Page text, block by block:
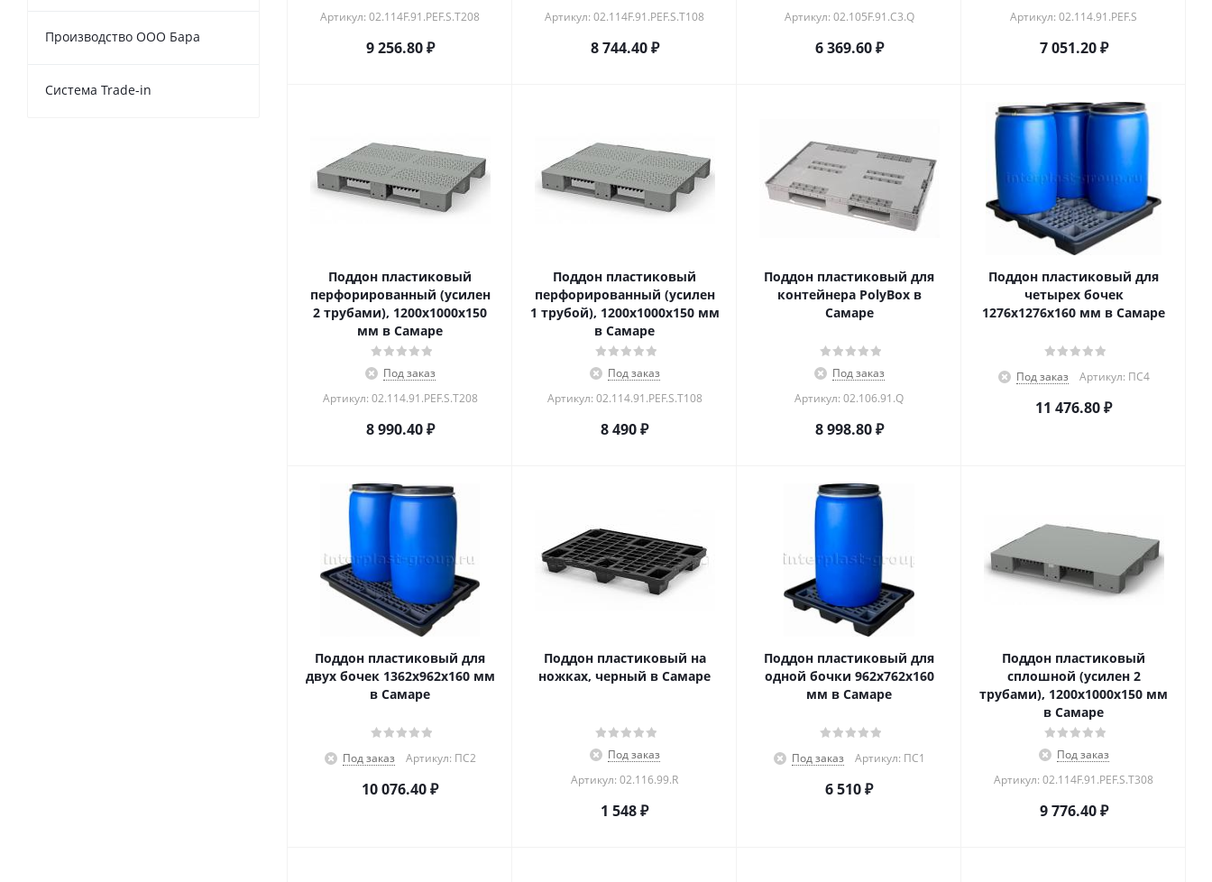
Артикул: 02.114F.91.PEF.S.Т208
9 256.80₽
Артикул: 02.114F.91.PEF.S.Т108
8 744.40₽
Артикул: 02.105F.91.С3.Q
6 369.60₽
Артикул: 02.114.91.PEF.S
7 051.20₽
Поддон пластиковый
перфорированный (усилен
2 трубами), 1200х1000х150
мм в Самаре
Под заказ
Артикул: 02.114.91.PEF.S.Т208
8 990.40₽
Поддон пластиковый
перфорированный (усилен
1 трубой), 1200х1000х150 мм
в Самаре
Под заказ
Артикул: 02.114.91.PEF.S.Т108
8 490₽
Поддон пластиковый для
контейнера PolyBox в
Самаре
Под заказ
Артикул: 02.106.91.Q
8 998.80₽
Поддон пластиковый для
четырех бочек
1276x1276x160 мм в Самаре
Под заказ Артикул: ПС4
11 476.80₽
Поддон пластиковый для
двух бочек 1362x962x160 мм
в Самаре
Под заказ Артикул: ПС2
10 076.40₽
Поддон пластиковый на
ножках, черный в Самаре
Под заказ
Артикул: 02.116.99.R
1 548₽
Поддон пластиковый для
одной бочки 962x762x160
мм в Самаре
Под заказ Артикул: ПС1
6 510₽
Поддон пластиковый
сплошной (усилен 2
трубами), 1200х1000х150 мм
в Самаре
Под заказ
Артикул: 02.114F.91.PEF.S.Т308
9 776.40₽
Производство ООО Бара
Cистема Trade-in